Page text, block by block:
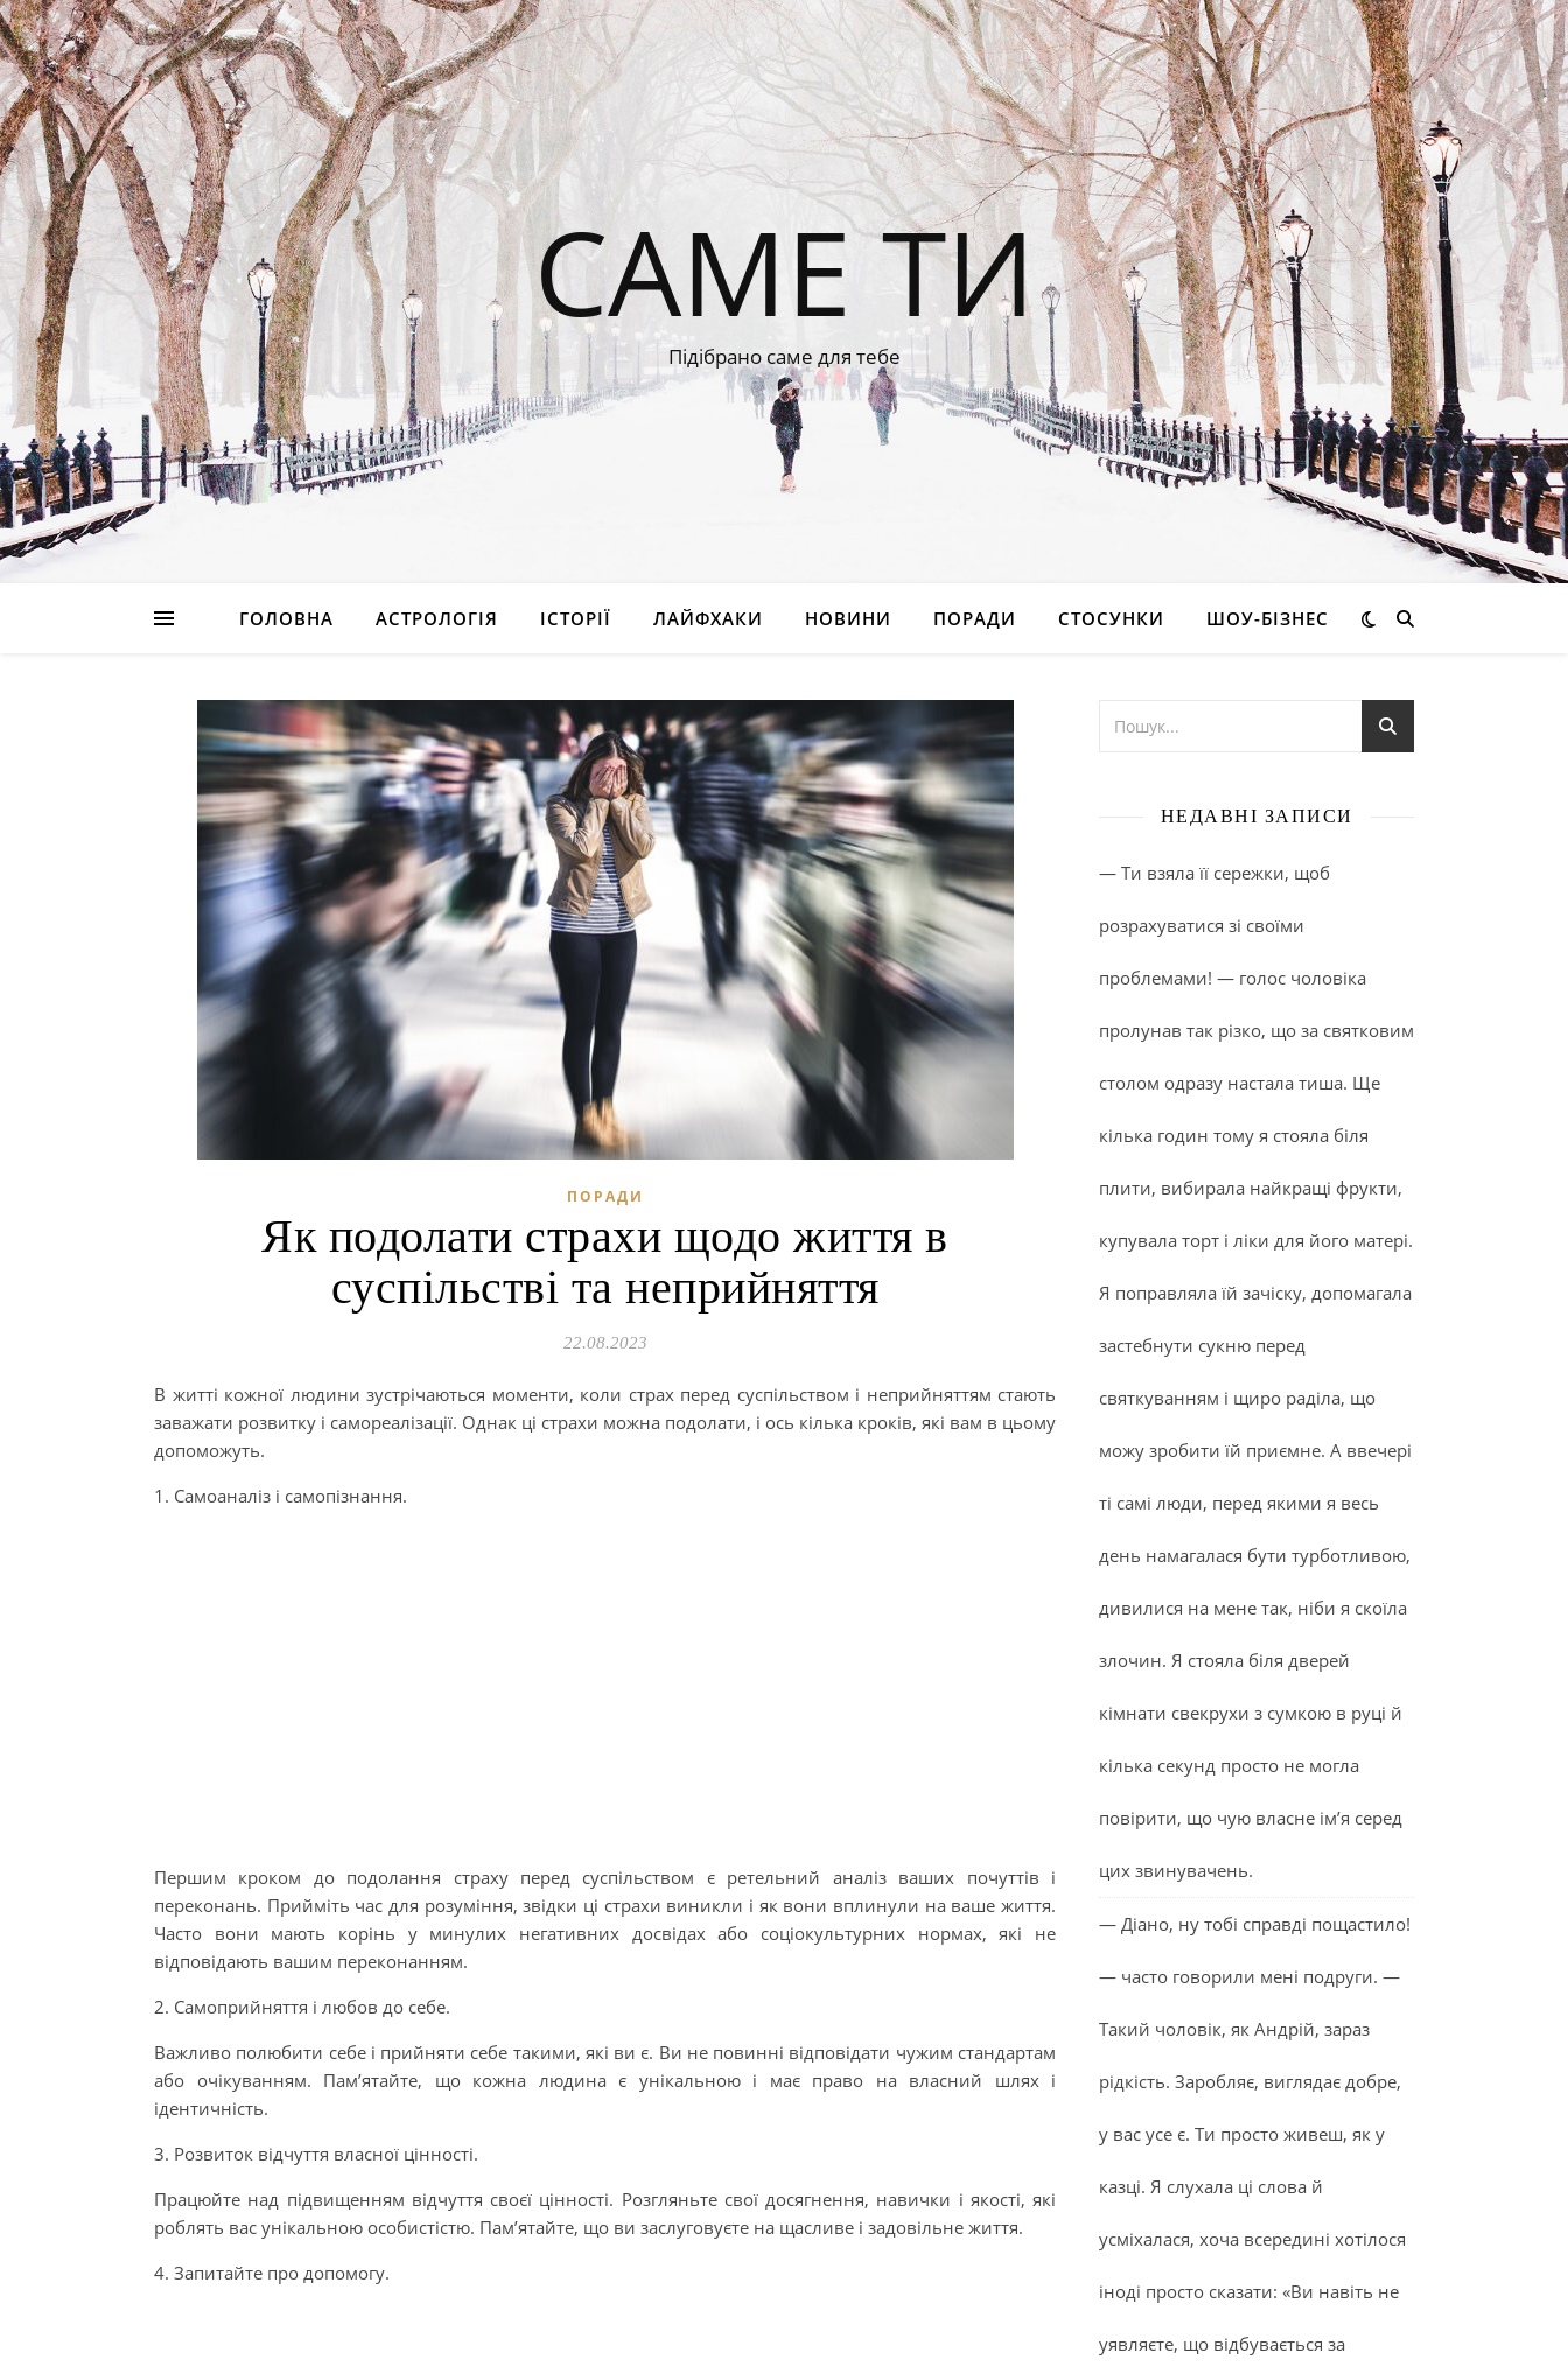
САМЕ ТИ
Підібрано саме для тебе
ГОЛОВНА АСТРОЛОГІЯ ІСТОРІЇ ЛАЙФХАКИ НОВИНИ ПОРАДИ СТОСУНКИ ШОУ-БІЗНЕС
ПОРАДИ
Як подолати страхи щодо життя в
суспільстві та неприйняття
22.08.2023
В житті кожної людини зустрічаються моменти, коли страх перед суспільством і неприйняттям стають
заважати розвитку і самореалізації. Однак ці страхи можна подолати, і ось кілька кроків, які вам в цьому
допоможуть.
1. Самоаналіз і самопізнання.
Першим кроком до подолання страху перед суспільством є ретельний аналіз ваших почуттів і
переконань. Прийміть час для розуміння, звідки ці страхи виникли і як вони вплинули на ваше життя.
Часто вони мають корінь у минулих негативних досвідах або соціокультурних нормах, які не
відповідають вашим переконанням.
2. Самоприйняття і любов до себе.
Важливо полюбити себе і прийняти себе такими, які ви є. Ви не повинні відповідати чужим стандартам
або очікуванням. Пам’ятайте, що кожна людина є унікальною і має право на власний шлях і
ідентичність.
3. Розвиток відчуття власної цінності.
Працюйте над підвищенням відчуття своєї цінності. Розгляньте свої досягнення, навички і якості, які
роблять вас унікальною особистістю. Пам’ятайте, що ви заслуговуєте на щасливе і задовільне життя.
4. Запитайте про допомогу.
НЕДАВНІ ЗАПИСИ
— Ти взяла її сережки, щоб
розрахуватися зі своїми
проблемами! — голос чоловіка
пролунав так різко, що за святковим
столом одразу настала тиша. Ще
кілька годин тому я стояла біля
плити, вибирала найкращі фрукти,
купувала торт і ліки для його матері.
Я поправляла їй зачіску, допомагала
застебнути сукню перед
святкуванням і щиро раділа, що
можу зробити їй приємне. А ввечері
ті самі люди, перед якими я весь
день намагалася бути турботливою,
дивилися на мене так, ніби я скоїла
злочин. Я стояла біля дверей
кімнати свекрухи з сумкою в руці й
кілька секунд просто не могла
повірити, що чую власне ім’я серед
цих звинувачень.
— Діано, ну тобі справді пощастило!
— часто говорили мені подруги. —
Такий чоловік, як Андрій, зараз
рідкість. Заробляє, виглядає добре,
у вас усе є. Ти просто живеш, як у
казці. Я слухала ці слова й
усміхалася, хоча всередині хотілося
іноді просто сказати: «Ви навіть не
уявляєте, що відбувається за